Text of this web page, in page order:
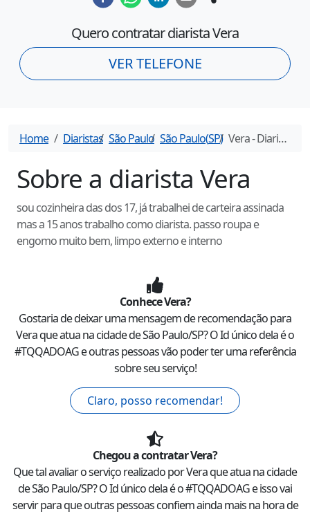
Quero contratar diaristaVera
VER TELEFONE
Home Diaristas São Paulo São Paulo(SP) Vera- Diarista em
Sobre a diarista Vera
sou cozinheira das dos 17, já trabalhei de carteira assinada
mas a 15 anos trabalho como diarista. passo roupa e
engomo muito bem, limpo externo e interno
ConheceVera?
Gostaria de deixar uma mensagem de recomendação para
Veraque atua na cidade deSão Paulo/SP? O Id único dela é o
#TQQADOAGe outras pessoas vão poder ter uma referência
sobre seu serviço!
Claro, posso recomendar!
Chegou a contratarVera?
Que tal avaliar o serviço realizado porVeraque atua na cidade
deSão Paulo/SP? O Id único dela é o #TQQADOAGe isso vai
servir para que outras pessoas confiem ainda mais na hora de